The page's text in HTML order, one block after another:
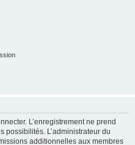
L’enregistrement ne prend
possibilités. L’administrateur du
additionnelles aux membres